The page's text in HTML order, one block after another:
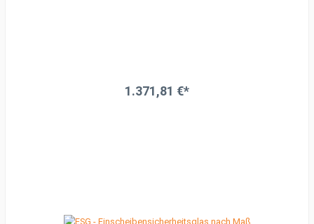
1.371,81 €*